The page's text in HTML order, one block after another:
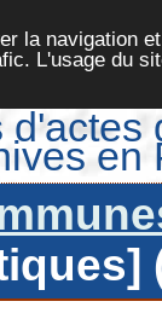
la navigation
L'usage du
d'actes
en